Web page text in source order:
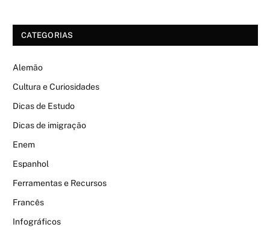
CATEGORIAS
Alemão
Cultura e Curiosidades
Dicas de Estudo
Dicas de imigração
Enem
Espanhol
Ferramentas e Recursos
Francês
Infográficos